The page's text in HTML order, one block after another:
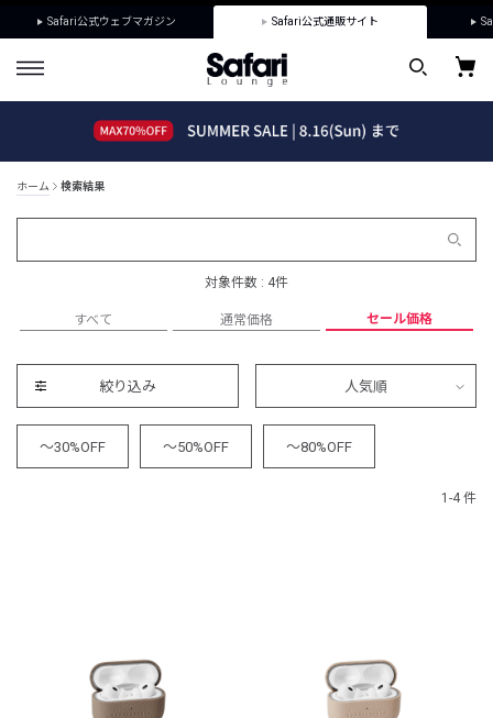
Safari公式ウェブマガジン Safari公式通販サイト
ホーム 検索結果
対象件数 : 4件
すべて 通常価格 セール価格
絞り込み 人気順
～30%OFF ～50%OFF ～80%OFF
1-4 件